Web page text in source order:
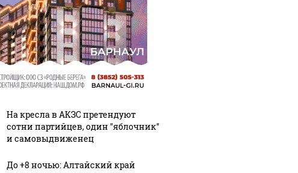
На кресла в АКЗС претендуют
сотни партийцев, один "яблочник"
и самовыдвиженец
До +8 ночью: Алтайский край